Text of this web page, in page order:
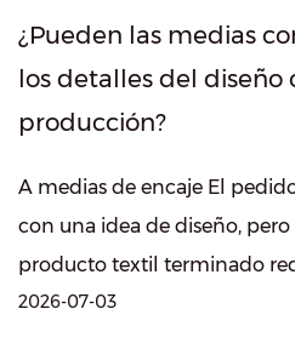
¿Pueden las medias
los detalles del diseño
producción?
A medias de encaje El pedido a menudo comienza
con una idea de diseño,
producto textil terminado
decisiones de producción.
2026-07-03